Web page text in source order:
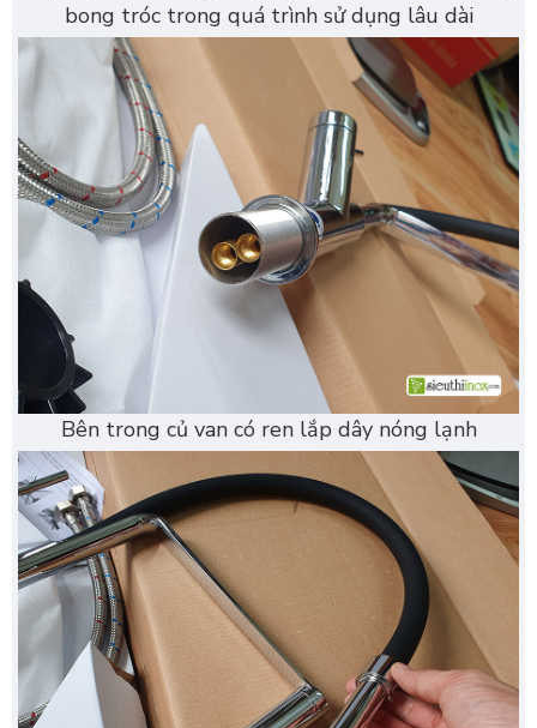
bong tróc trong quá trình sử dụng lâu dài
Bên trong củ van có ren lắp dây nóng lạnh